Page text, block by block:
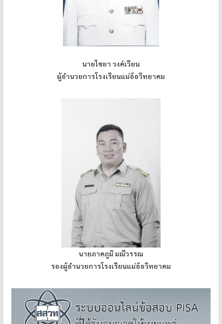
นายไชยา วงค์เวียน
ผู้อำนวยการโรงเรียนแม่อ้อวิทยาคม
นายภาคภูมิ มณีวรรณ
รองผู้อำนวยการโรงเรียนแม่อ้อวิทยาคม